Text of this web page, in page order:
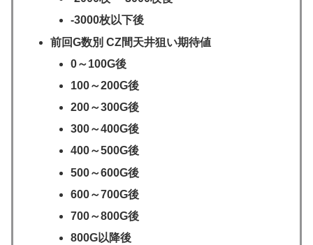
-3000枚以下後
前回G数別 CZ間天井狙い期待値
0～100G後
100～200G後
200～300G後
300～400G後
400～500G後
500～600G後
600～700G後
700～800G後
800G以降後